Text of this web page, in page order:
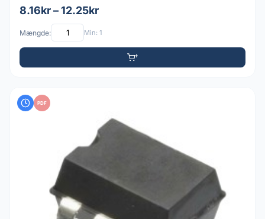
8.16kr – 12.25kr
Mængde: Min: 1
PDF